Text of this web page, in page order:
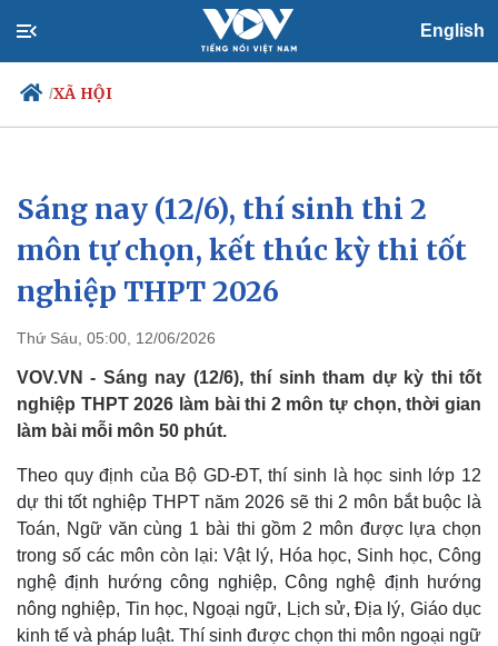
English
/XÃ HỘI
Chính trị
Đảng
Tổ chức nhân sự
Quốc hội
Nhận diện sự thật
Xã hội
Tin 24h
Dự báo thời tiết
Giáo dục
Sáng nay (12/6), thí sinh thi 2
môn tự chọn, kết thúc kỳ thi tốt
nghiệp THPT 2026
Thứ Sáu, 05:00, 12/06/2026
VOV.VN - Sáng nay (12/6), thí sinh tham dự kỳ thi tốt
nghiệp THPT 2026 làm bài thi 2 môn tự chọn, thời gian
làm bài mỗi môn 50 phút.
Theo quy định của Bộ GD-ĐT, thí sinh là học sinh lớp 12
dự thi tốt nghiệp THPT năm 2026 sẽ thi 2 môn bắt buộc là
Toán, Ngữ văn cùng 1 bài thi gồm 2 môn được lựa chọn
trong số các môn còn lại: Vật lý, Hóa học, Sinh học, Công
nghệ định hướng công nghiệp, Công nghệ định hướng
nông nghiệp, Tin học, Ngoại ngữ, Lịch sử, Địa lý, Giáo dục
kinh tế và pháp luật. Thí sinh được chọn thi môn ngoại ngữ